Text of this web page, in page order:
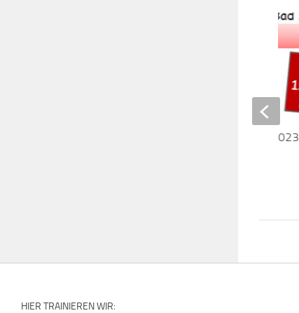
Tag der offenen Tür 2023
HIER TRAINIEREN WIR: